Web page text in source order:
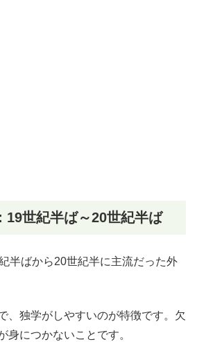
19世紀半ば～20世紀半ば
半ばから20世紀半に主流だった外
、独学がしやすいのが特徴です。欠
身につかないことです。